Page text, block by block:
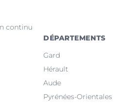
continu
DÉPARTEMENTS
Gard
Hérault
Aude
Pyrénées-Orientales